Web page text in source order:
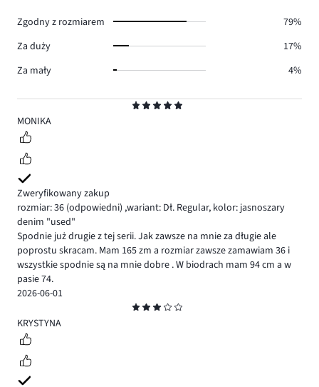
5
MONIKA
Zweryfikowany zakup
rozmiar: 36 (odpowiedni) ,wariant: Dł. Regular, kolor: jasnoszary
denim "used"
Spodnie już drugie z tej serii. Jak zawsze na mnie za długie ale
poprostu skracam. Mam 165 zm a rozmiar zawsze zamawiam 36 i
wszystkie spodnie są na mnie dobre . W biodrach mam 94 cm a w
pasie 74.
2026-06-01
3
KRYSTYNA
Zgodny z rozmiarem
79%
Za duży
17%
Za mały
4%